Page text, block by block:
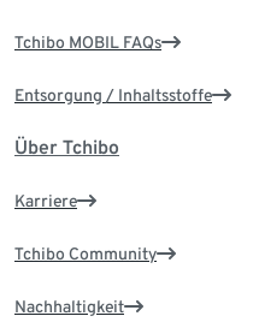
Tchibo MOBIL FAQs
Entsorgung / Inhaltsstoffe
Über Tchibo
Karriere
Tchibo Community
Nachhaltigkeit